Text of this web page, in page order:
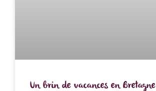
Un brin de vacances en Bretagne